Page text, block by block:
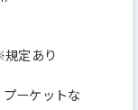
定あり
ーケットな